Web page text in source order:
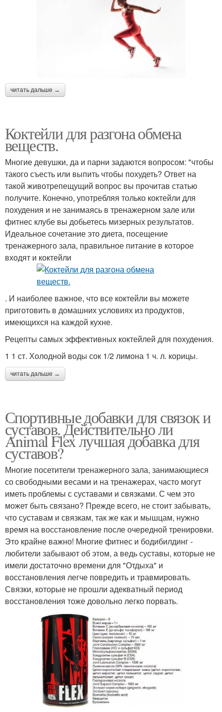
читать дальше →
Коктейли для разгона обмена
веществ.
Многие девушки, да и парни задаются вопросом: "чтобы
такого съесть или выпить чтобы похудеть? Ответ на
такой животрепещущий вопрос вы прочитав статью
получите. Конечно, употребляя только коктейли для
похудения и не занимаясь в тренажерном зале или
фитнес клубе вы добьетесь мизерных результатов.
Идеальное сочетание это диета, посещение
тренажерного зала, правильное питание в которое
входят и коктейли
. И наиболее важное, что все коктейли вы можете
приготовить в домашних условиях из продуктов,
имеющихся на каждой кухне.
Рецепты самых эффективных коктейлей для похудения.
1 1 ст. Холодной воды сок 1/2 лимона 1 ч. л. корицы.
читать дальше →
Спортивные добавки для связок и
суставов. Действительно ли
Animal Flex лучшая добавка для
суставов?
Многие посетители тренажерного зала, занимающиеся
со свободными весами и на тренажерах, часто могут
иметь проблемы с суставами и связками. С чем это
может быть связано? Прежде всего, не стоит забывать,
что суставам и связкам, так же как и мышцам, нужно
время на восстановление после очередной тренировки.
Это крайне важно! Многие фитнес и бодибилдинг -
любители забывают об этом, а ведь суставы, которые не
имели достаточно времени для "Отдыха" и
восстановления легче повредить и травмировать.
Связки, которые не прошли адекватный период
восстановления тоже довольно легко порвать.